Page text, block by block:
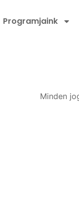
Programjaink
Minden